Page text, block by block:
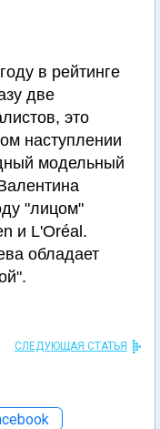
в рейтинге
две
это
наступлении
модельный
"лицом"
и L'Oréal.
обладает
СЛЕДУЮЩАЯ СТАТЬЯ